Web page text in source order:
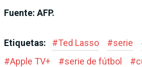
Fuente: AFP.
Etiquetas: #Ted Lasso #serie
#Apple TV+ #serie de fútbol #